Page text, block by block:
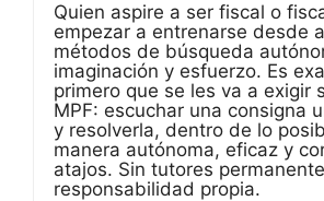
Quien aspire a ser fiscal o
empezar a entrenarse desde
métodos de búsqueda
imaginación y esfuerzo. Es
primero que se les va a exigir
MPF: escuchar una consigna
y resolverla, dentro de lo
manera autónoma, eficaz y
atajos. Sin tutores
responsabilidad propia.